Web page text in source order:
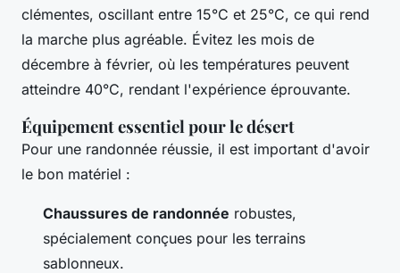
clémentes, oscillant entre 15°C et 25°C, ce qui rend
la marche plus agréable. Évitez les mois de
décembre à février, où les températures peuvent
atteindre 40°C, rendant l'expérience éprouvante.
Équipement essentiel pour le désert
Pour une randonnée réussie, il est important d'avoir
le bon matériel :
Chaussures de randonnée robustes,
spécialement conçues pour les terrains
sablonneux.